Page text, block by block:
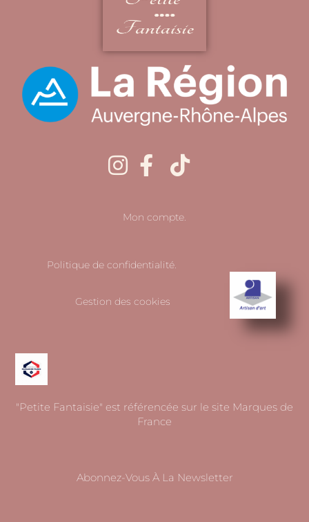
Mon compte.
Politique de confidentialité.
Gestion des cookies
"Petite Fantaisie" est référencée sur le site Marques de
France
Abonnez-Vous À La Newsletter